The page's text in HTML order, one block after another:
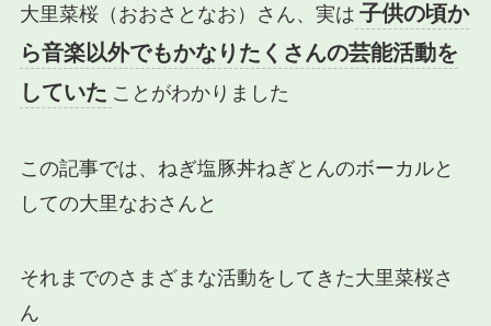
大里菜桜（おおさとなお）さん、実は 子供の頃か
ら音楽以外でもかなりたくさんの芸能活動を
していた ことがわかりました
この記事では、ねぎ塩豚丼ねぎとんのボーカルと
しての大里なおさんと
それまでのさまざまな活動をしてきた大里菜桜さ
ん